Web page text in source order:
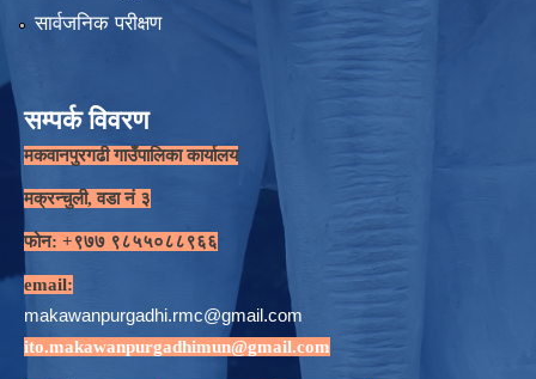
सार्वजनिक परीक्षण
सम्पर्क विवरण
मकवानपुरगढी गाउँपालिका कार्यालय
मक्रन्चुली, वडा नं ३
फोन: +९७७ ९८५५०८८९६६
email:
makawanpurgadhi.rmc@gmail.com
ito.makawanpurgadhimun@gmail.com